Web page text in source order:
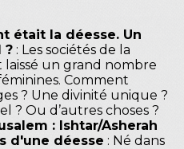
était la déesse. Un
? : Les sociétés de la
un grand nombre
Comment
? Une divinité unique ?
? Ou d’autres choses ?
: Ishtar/Asherah
d'une déesse : Né dans